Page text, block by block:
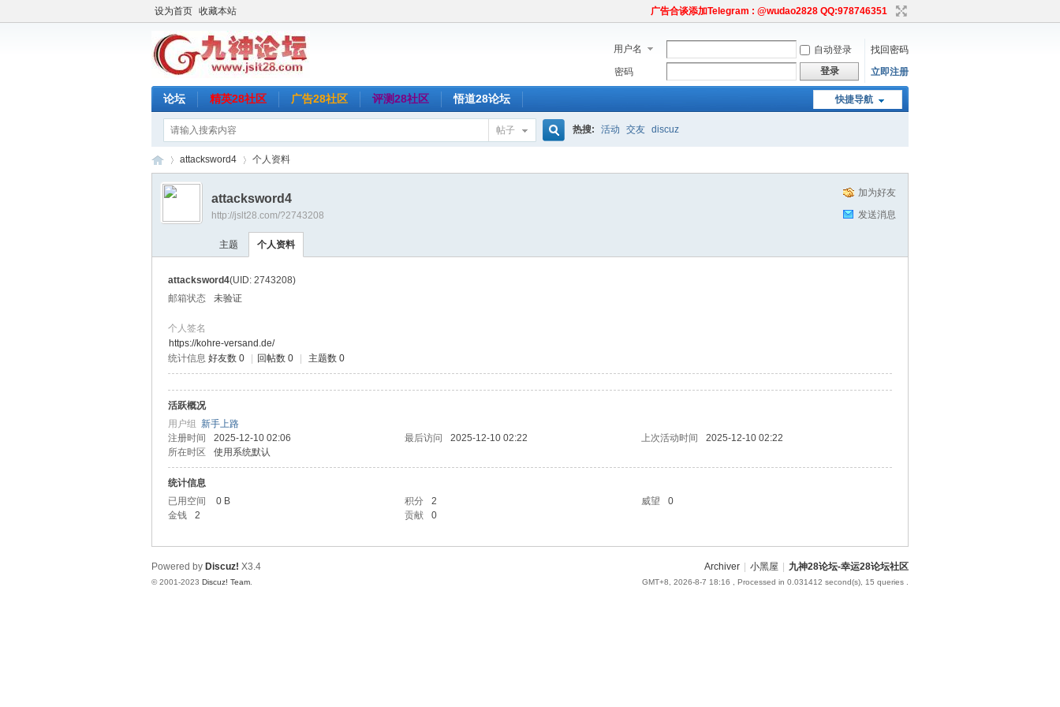
设为首页 收藏本站 广告合谈添加Telegram : @wudao2828 QQ:978746351
用户名 自动登录
找回密码
密码
登录 立即注册
快捷导航
论坛 精英28社区 广告28社区 评测28社区 悟道28论坛
帖子 热搜: 活动 交友 discuz
›
attacksword4 个人资料
加为好友
发送消息
attacksword4
http://jslt28.com/?2743208
主题 个人资料
attacksword4(UID: 2743208)
邮箱状态
未验证
个人签名
https://kohre-versand.de/
统计信息 好友数 0 回帖数 0 主题数 0
活跃概况
用户组 新手上路
注册时间
2025-12-10 02:06 最后访问 2025-12-10 02:22 上次活动时间
2025-12-10 02:22
所在时区
使用系统默认
统计信息
已用空间
0 B 积分 2 威望
0
金钱
2 贡献 0
Archiver 小黑屋 九神28论坛-幸运28论坛社区
GMT+8, 2026-8-7 18:16 , Processed in 0.031412 second(s), 15 queries .
Powered by Discuz! X3.4
© 2001-2023 Discuz! Team